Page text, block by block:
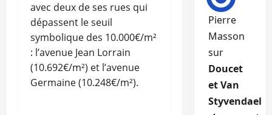
avec deux de ses rues qui
dépassent le seuil
symbolique des 10.000€/m²
: l’avenue Jean Lorrain
(10.692€/m²) et l’avenue
Germaine (10.248€/m²).
Pierre
Masson
sur
Doucet
et Van
Styvendael